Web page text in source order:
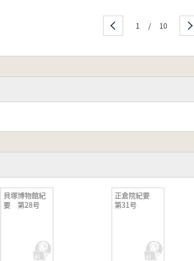
1 / 10
貝塚博物館紀
要 第28号
正倉院紀要
第31号